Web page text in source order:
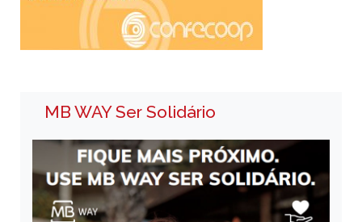
MB WAY Ser Solidário